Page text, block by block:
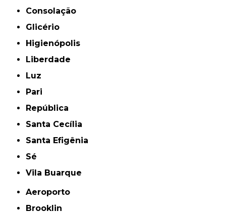
Consolação
Glicério
Higienópolis
Liberdade
Luz
Pari
República
Santa Cecília
Santa Efigênia
Sé
Vila Buarque
Aeroporto
Brooklin